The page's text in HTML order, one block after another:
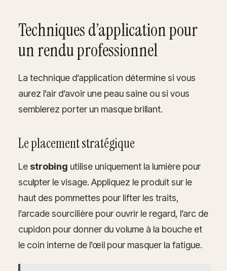
Techniques d’application pour
un rendu professionnel
La technique d’application détermine si vous
aurez l’air d’avoir une peau saine ou si vous
semblerez porter un masque brillant.
Le placement stratégique
Le strobing utilise uniquement la lumière pour
sculpter le visage. Appliquez le produit sur le
haut des pommettes pour lifter les traits,
l’arcade sourcilière pour ouvrir le regard, l’arc de
cupidon pour donner du volume à la bouche et
le coin interne de l’œil pour masquer la fatigue.